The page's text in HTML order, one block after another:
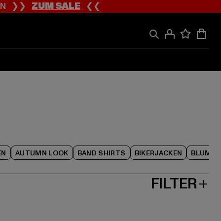
❯❯ZUM SALE❮❮
AUTUMN LOOK BAND SHIRTS BIKERJACKEN
FILTER